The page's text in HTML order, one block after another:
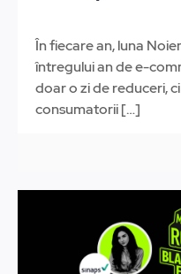
În fiecare an, luna
întregului an de e-
doar o zi de reduceri,
consumatorii[…]